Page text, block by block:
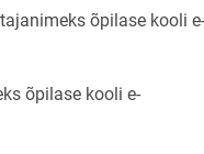
õpilase kooli e-
õpilase kooli e-